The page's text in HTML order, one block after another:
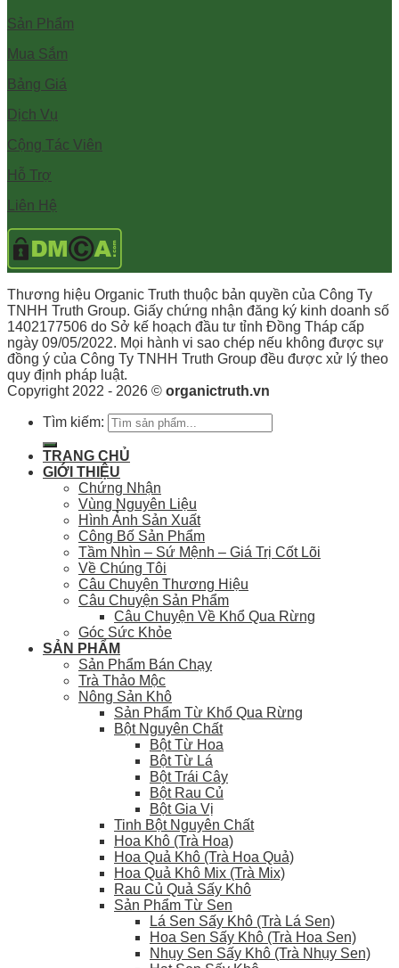
Sản Phẩm
Mua Sắm
Bảng Giá
Dịch Vụ
Cộng Tác Viên
Hỗ Trợ
Liên Hệ
Thương hiệu Organic Truth thuộc bản quyền của Công Ty
TNHH Truth Group. Giấy chứng nhận đăng ký kinh doanh số
1402177506 do Sở kế hoạch đầu tư tỉnh Đồng Tháp cấp
ngày 09/05/2022. Mọi hành vi sao chép nếu không được sự
đồng ý của Công Ty TNHH Truth Group đều được xử lý theo
quy định pháp luật.
Copyright 2022 - 2026 © organictruth.vn
Tìm kiếm:
TRANG CHỦ
GIỚI THIỆU
Chứng Nhận
Vùng Nguyên Liệu
Hình Ảnh Sản Xuất
Công Bố Sản Phẩm
Tầm Nhìn – Sứ Mệnh – Giá Trị Cốt Lõi
Về Chúng Tôi
Câu Chuyện Thương Hiệu
Câu Chuyện Sản Phẩm
Câu Chuyện Về Khổ Qua Rừng
Góc Sức Khỏe
SẢN PHẨM
Sản Phẩm Bán Chạy
Trà Thảo Mộc
Nông Sản Khô
Sản Phẩm Từ Khổ Qua Rừng
Bột Nguyên Chất
Bột Từ Hoa
Bột Từ Lá
Bột Trái Cây
Bột Rau Củ
Bột Gia Vị
Tinh Bột Nguyên Chất
Hoa Khô (Trà Hoa)
Hoa Quả Khô (Trà Hoa Quả)
Hoa Quả Khô Mix (Trà Mix)
Rau Củ Quả Sấy Khô
Sản Phẩm Từ Sen
Lá Sen Sấy Khô (Trà Lá Sen)
Hoa Sen Sấy Khô (Trà Hoa Sen)
Nhụy Sen Sấy Khô (Trà Nhụy Sen)